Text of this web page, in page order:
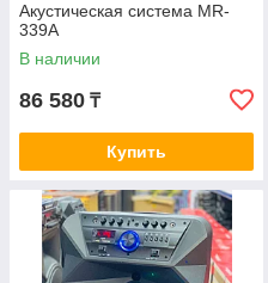
Акустическая система MR-
339A
В наличии
86 580 ₸
Купить